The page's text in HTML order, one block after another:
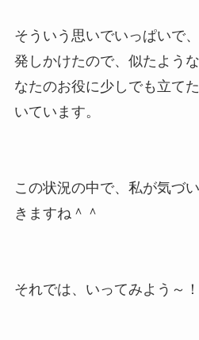
そういう思いでいっぱいで
発しかけたので、似たよう
なたのお役に少しでも立て
いています。
この状況の中で、私が気づ
きますね＾＾
それでは、いってみよう～！